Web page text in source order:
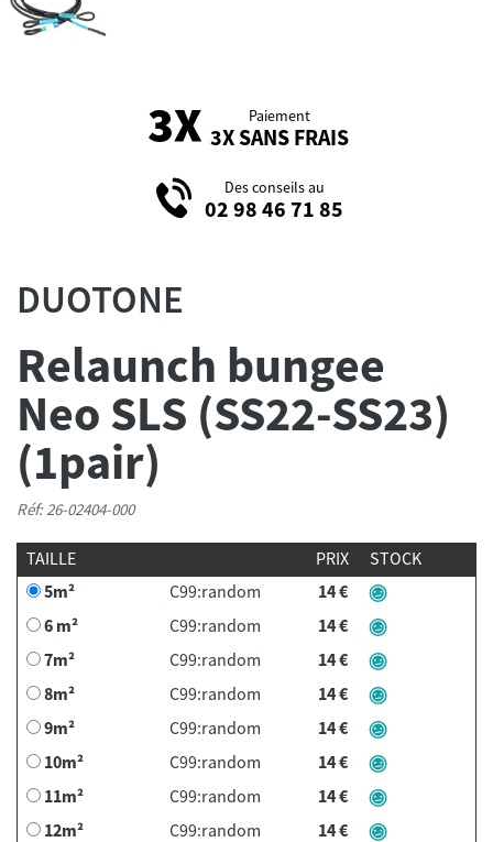
Paiement
3X SANS FRAIS
Des conseils au
02 98 46 71 85
DUOTONE
Relaunch bungee
Neo SLS (SS22-SS23)
(1pair)
Réf: 26-02404-000
TAILLE PRIX
STOCK
5m²
C99:random
14 €
6 m²
C99:random
14 €
7m²
C99:random
14 €
8m²
C99:random
14 €
9m²
C99:random
14 €
10m²
C99:random
14 €
11m²
C99:random
14 €
12m²
C99:random 14 €